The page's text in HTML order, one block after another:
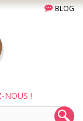
BLOG
NOUS !